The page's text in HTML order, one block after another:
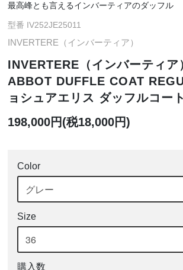
最高峰とも言えるインバーティアのダッフル
型番 IV252JE25011
INVERTERE（インバーティア）
INVERTERE（インバーティア
ABBOT DUFFLE COAT
ョシュアエリス ダッフルコート
198,000円(税18,000円)
Color
Size
購入数